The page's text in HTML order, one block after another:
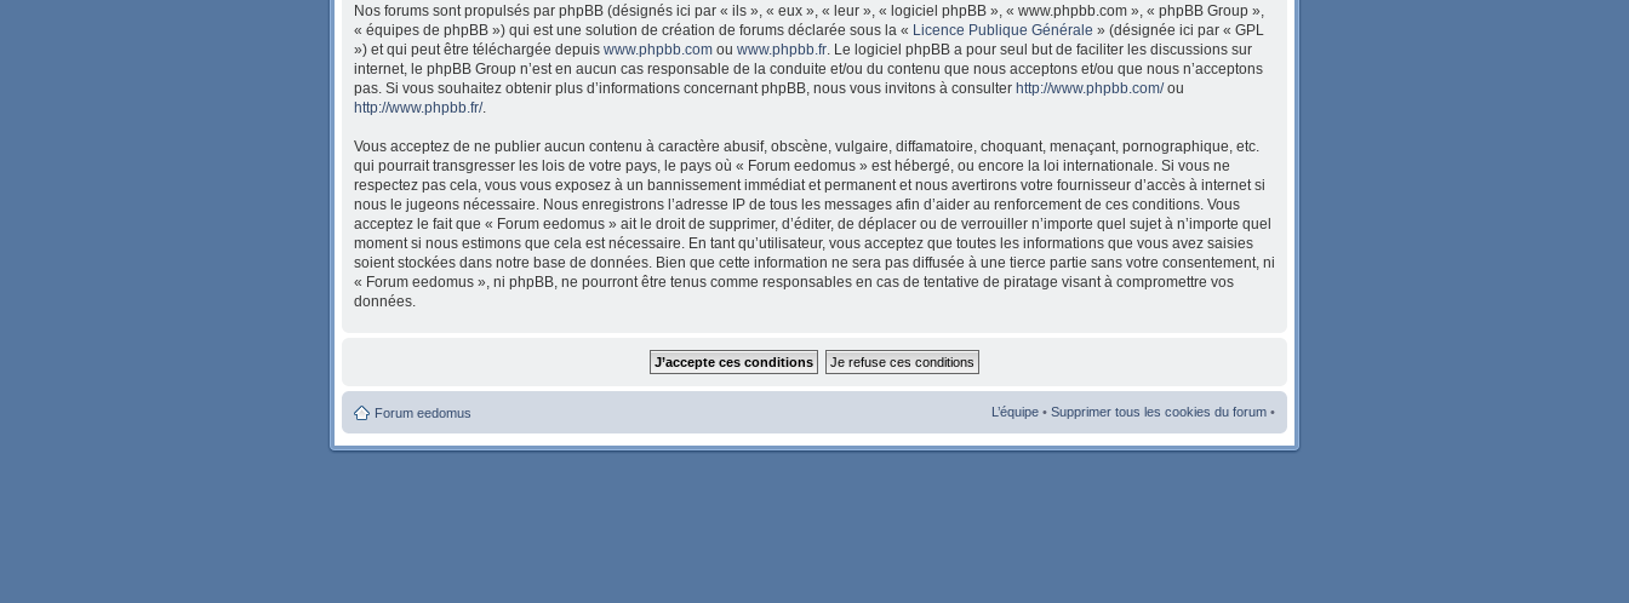
Nos forums sont propulsés par phpBB (désignés ici par « ils », « eux », « leur », « logiciel phpBB », « www.phpbb.com », « phpBB Group »,
« équipes de phpBB ») qui est une solution de création de forums déclarée sous la « Licence Publique Générale » (désignée ici par « GPL
») et qui peut être téléchargée depuis www.phpbb.com ou www.phpbb.fr . Le logiciel phpBB a pour seul but de faciliter les discussions sur
internet, le phpBB Group n’est en aucun cas responsable de la conduite et/ou du contenu que nous acceptons et/ou que nous n’acceptons
pas. Si vous souhaitez obtenir plus d’informations concernant phpBB, nous vous invitons à consulter http://www.phpbb.com/ou
http://www.phpbb.fr/.
Vous acceptez de ne publier aucun contenu à caractère abusif, obscène, vulgaire, diffamatoire, choquant, menaçant, pornographique, etc.
qui pourrait transgresser les lois de votre pays, le pays où « Forum eedomus » est hébergé, ou encore la loi internationale. Si vous ne
respectez pas cela, vous vous exposez à un bannissement immédiat et permanent et nous avertirons votre fournisseur d’accès à internet si
nous le jugeons nécessaire. Nous enregistrons l’adresse IP de tous les messages afin d’aider au renforcement de ces conditions. Vous
acceptez le fait que « Forum eedomus » ait le droit de supprimer, d’éditer, de déplacer ou de verrouiller n’importe quel sujet à n’importe quel
moment si nous estimons que cela est nécessaire. En tant qu’utilisateur, vous acceptez que toutes les informations que vous avez saisies
soient stockées dans notre base de données. Bien que cette information ne sera pas diffusée à une tierce partie sans votre consentement, ni
« Forum eedomus », ni phpBB, ne pourront être tenus comme responsables en cas de tentative de piratage visant à compromettre vos
données.
Forum eedomus L’équipe • Supprimer tous les cookies du forum •